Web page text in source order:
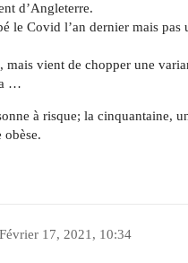
d’Angleterre.
le Covid l’an dernier mais pas
mais vient de chopper une
…
à risque; la cinquantaine,
obèse.
Février 17, 2021, 10:34